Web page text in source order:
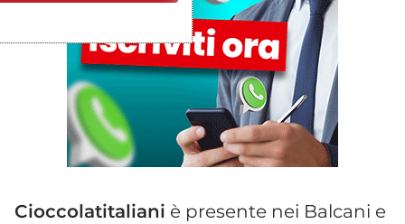
Cioccolatitaliani è presente nei Balcani e